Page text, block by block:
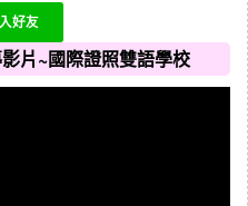
片~國際證照雙語學校